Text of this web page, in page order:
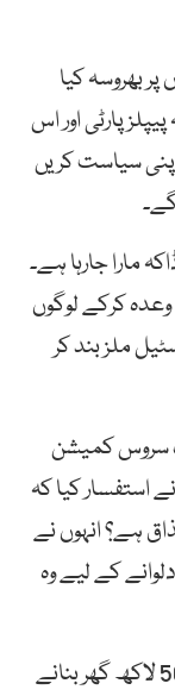
بھروسہ کیا
اور اس
سیاست کریں
مارا جارہا ہے۔
وعدہ کرکے لوگوں
ملز بند کر
سروس کمیشن
استفسار کیا کہ
ہے؟ انہوں نے
کے لیے وہ
انہوں نے کہا کہ وزیراعظم عمران خان نے 50 لاکھ گھر بنانے